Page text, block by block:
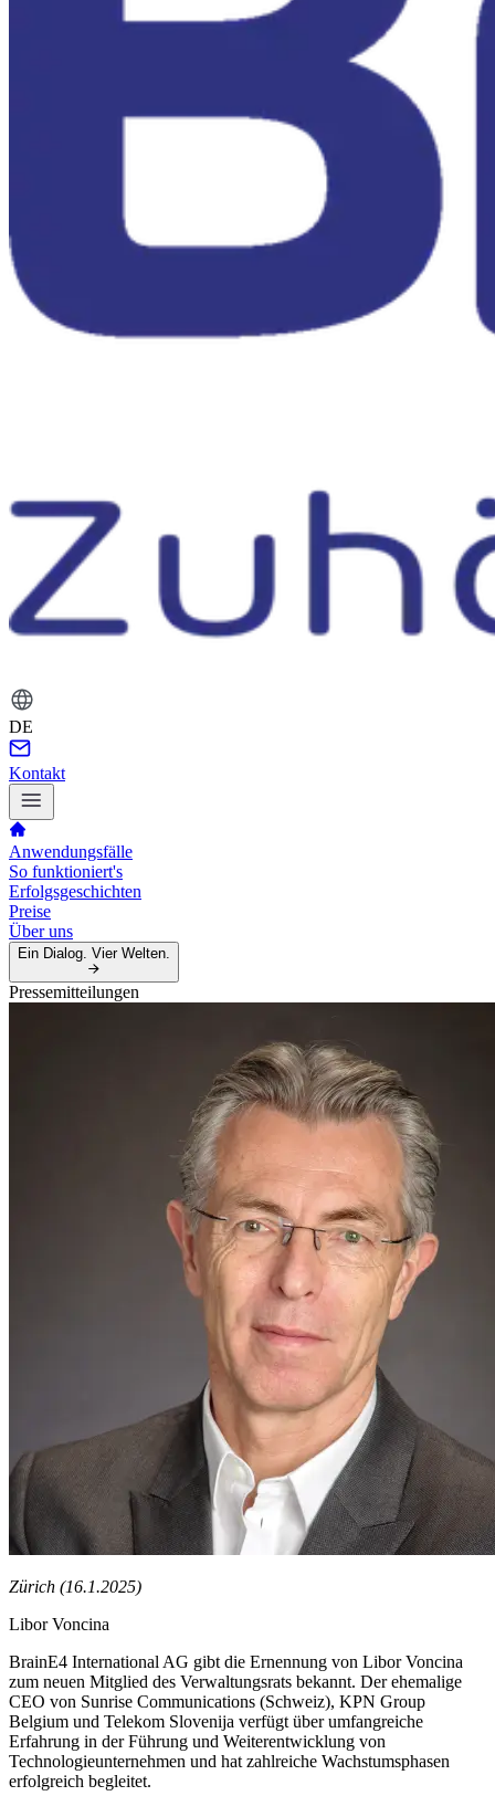
DE
Kontakt
Anwendungsfälle
So funktioniert's
Erfolgsgeschichten
Preise
Über uns
Ein Dialog. Vier Welten.
Pressemitteilungen
Zürich (16.1.2025)
Libor Voncina
BrainE4 International AG gibt die Ernennung von Libor Voncina
zum neuen Mitglied des Verwaltungsrats bekannt. Der ehemalige
CEO von Sunrise Communications (Schweiz), KPN Group
Belgium und Telekom Slovenija verfügt über umfangreiche
Erfahrung in der Führung und Weiterentwicklung von
Technologieunternehmen und hat zahlreiche Wachstumsphasen
erfolgreich begleitet.